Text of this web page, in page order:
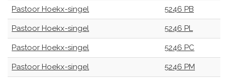
Pastoor Hoekx-singel 5246 PB
Pastoor Hoekx-singel 5246 PL
Pastoor Hoekx-singel 5246 PC
Pastoor Hoekx-singel 5246 PM